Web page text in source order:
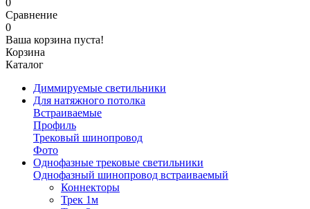
0
Сравнение
0
Ваша корзина пуста!
Корзина
Каталог
Диммируемые светильники
Для натяжного потолка
Встраиваемые
Профиль
Трековый шинопровод
Фото
Однофазные трековые светильники
Однофазный шинопровод встраиваемый
Коннекторы
Трек 1м